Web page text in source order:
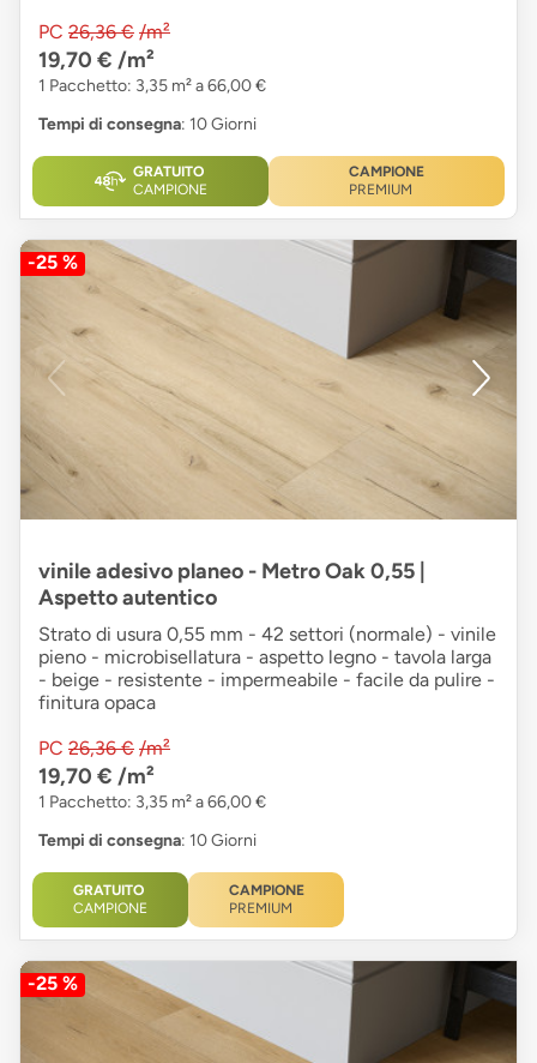
PC 26,36 € /m²
19,70 € /m²
1 Pacchetto: 3,35 m² a 66,00 €
Tempi di consegna: 10 Giorni
GRATUITO
CAMPIONE
CAMPIONE
PREMIUM
-25 %
vinile adesivo planeo - Metro Oak 0,55 |
Aspetto autentico
Strato di usura 0,55 mm - 42 settori (normale) - vinile
pieno - microbisellatura - aspetto legno - tavola larga
- beige - resistente - impermeabile - facile da pulire -
finitura opaca
PC 26,36 € /m²
19,70 € /m²
1 Pacchetto: 3,35 m² a 66,00 €
Tempi di consegna: 10 Giorni
GRATUITO
CAMPIONE
CAMPIONE
PREMIUM
-25 %